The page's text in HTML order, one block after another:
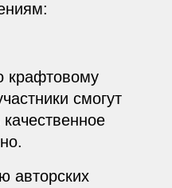
крафтовому
смогут
качественное
авторских